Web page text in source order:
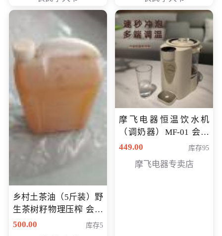
乡村土茶油（5斤装）野
生茶树籽物理压榨 会员
专享价400元
500.00 库存5
摩飞电器恒温饮水机
（调奶器）MF-01 会员
专享价366元
449.00 库存95
摩飞电器专卖店